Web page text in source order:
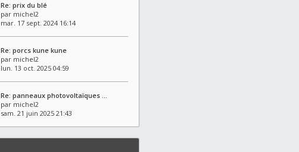
Re: prix du blé
par michel2
mar. 17 sept. 2024 16:14
Re: porcs kune kune
par michel2
lun. 13 oct. 2025 04:59
Re: panneaux photovoltaïques …
par michel2
sam. 21 juin 2025 21:43